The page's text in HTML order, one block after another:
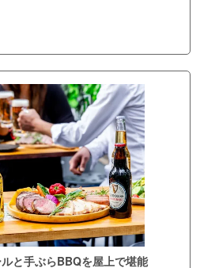
と手ぶらBBQを屋上で堪能